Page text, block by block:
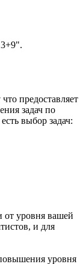
предоставляет
задач по
выбор задач:
от уровня вашей
и для
уровня